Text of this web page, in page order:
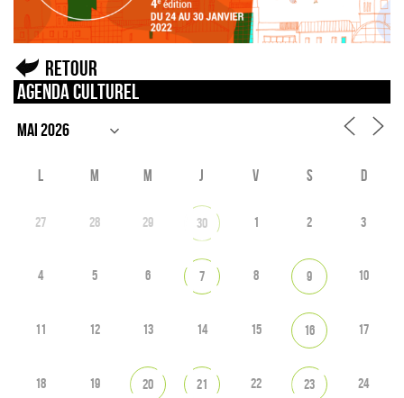
Retour
Agenda culturel
L M M J V S D
27 28 29 30 1 2 3
4 5 6 7 8 9 10
11 12 13 14 15 16 17
18 19 20 21 22 23 24